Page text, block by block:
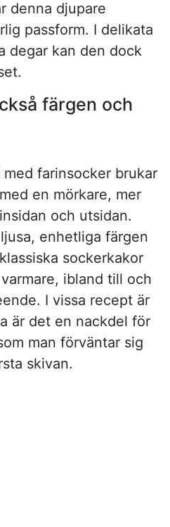
denna djupare
passform. I delikata
degar kan den dock
färgen och
farinsocker brukar
en mörkare, mer
och utsidan.
enhetliga färgen
sockerkakor
ibland till och
I vissa recept är
är det en nackdel för
man förväntar sig
skivan.